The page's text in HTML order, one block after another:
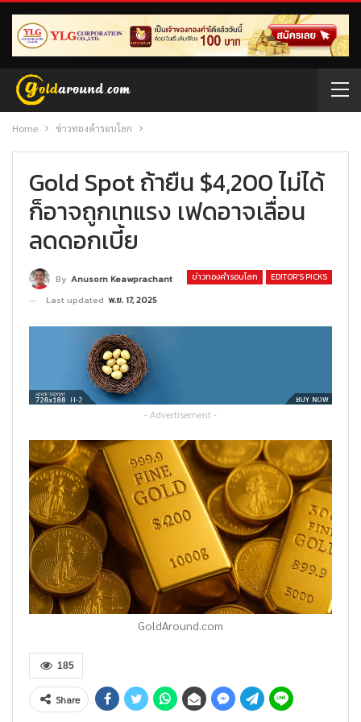
Home ข่าวทองคำรอบโลก
Gold Spot ถ้ายืน $4,200 ไม่ได้
ก็อาจถูกเทแรง เฟดอาจเลื่อน
ลดดอกเบี้ย
ข่าวทองคำรอบโลก EDITOR’S PICKS
By Anusorn Keawprachant
Last updated พ.ย. 17, 2025
- Advertisement -
GoldAround.com
185
Share